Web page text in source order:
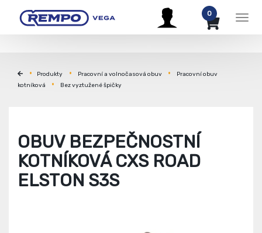
0
Produkty Pracovní a volnočasová obuv
Pracovní obuv
kotníková
Bez vyztužené špičky
OBUV BEZPEČNOSTNÍ
KOTNÍKOVÁ CXS ROAD
ELSTON S3S